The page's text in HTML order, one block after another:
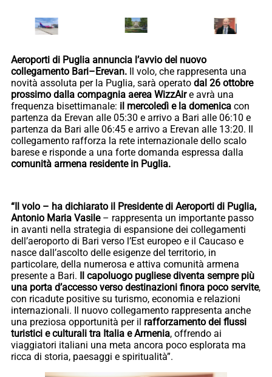
Aeroporti di Puglia annuncia l’avvio del nuovo
collegamento Bari–Erevan. Il volo, che rappresenta una
novità assoluta per la Puglia, sarà operato dal 26 ottobre
prossimo dalla compagnia aerea WizzAire avrà una
frequenza bisettimanale: il mercoledì e la domenica con
partenza da Erevan alle 05:30 e arrivo a Bari alle 06:10 e
partenza da Bari alle 06:45 e arrivo a Erevan alle 13:20. Il
collegamento rafforza la rete internazionale dello scalo
barese e risponde a una forte domanda espressa dalla
comunità armena residente in Puglia.
“Il volo – ha dichiarato il Presidente di Aeroporti di Puglia,
Antonio Maria Vasile– rappresenta un importante passo
in avanti nella strategia di espansione dei collegamenti
dell’aeroporto di Bari verso l’Est europeo e il Caucaso e
nasce dall’ascolto delle esigenze del territorio, in
particolare, della numerosa e attiva comunità armena
presente a Bari. Il capoluogo pugliese diventa sempre più
una porta d’accesso verso destinazioni finora poco servite,
con ricadute positive su turismo, economia e relazioni
internazionali. Il nuovo collegamento rappresenta anche
una preziosa opportunità per il rafforzamento dei flussi
turistici e culturali tra Italia e Armenia, offrendo ai
viaggiatori italiani una meta ancora poco esplorata ma
ricca di storia, paesaggi e spiritualità”.